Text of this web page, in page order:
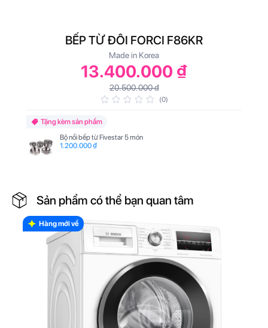
Với hệ thống sấy quần áo dành cho da nhạy cảm của
áo Bosch WTW85400SG , đồ giặt được làm khô bằng không khí nhẹ
và ấm từ nhiều phía, kết hợp với lồng sấy được thiết kế đặc biệt cong
nhẹ rất tốt và phụ hợp cho sợi vải, giúp bảo về đồ giặt.
* Các chương trình của Máy sấy quần áo Bosch WTW85400SG
- Chương trình tiêu chuẩn của Máy sấy quần áo Bosch WTW85400SG:
BẾP TỪ ĐÔI FORCI F86KR
Made in Korea
13.400.000 ₫
20.500.000 đ
(0)
Tặng kèm sản phẩm
Bộ nồi bếp từ Fivestar 5 món
1.200.000 ₫
Sản phẩm có thể bạn quan tâm
Hàng mới về